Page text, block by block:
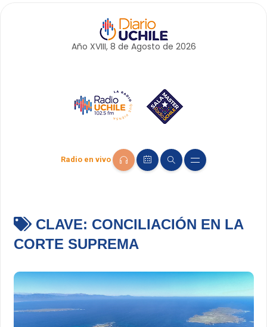
Año XVIII, 8 de Agosto de 2026
Radio en vivo
CLAVE: CONCILIACIÓN EN LA
CORTE SUPREMA